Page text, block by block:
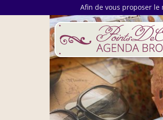
Afin de vous proposer le